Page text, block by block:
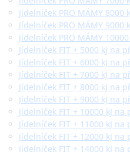
Jídelníček PRO MÁMY 8000
Jídelníček PRO MÁMY 9000
Jídelníček PRO MÁMY
Jídelníček FIT + 5000 kJ na
Jídelníček FIT + 6000 kJ na
Jídelníček FIT + 7000 kJ na
Jídelníček FIT + 8000 kJ na
Jídelníček FIT + 9000 kJ na
Jídelníček FIT + 10000 kJ
Jídelníček FIT + 11000 kJ
Jídelníček FIT + 12000 kJ
Jídelníček FIT + 14000 kJ